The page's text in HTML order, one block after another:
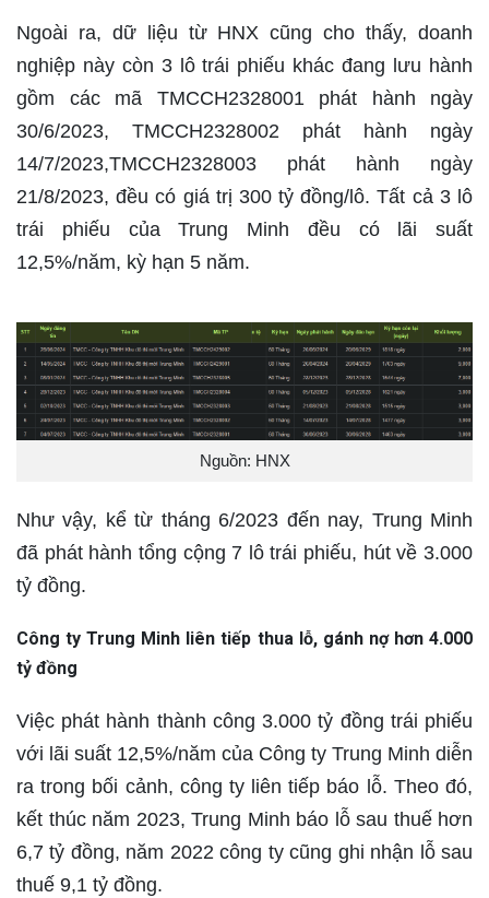
Ngoài ra, dữ liệu từ HNX cũng cho thấy, doanh
nghiệp này còn 3 lô trái phiếu khác đang lưu hành
gồm các mã TMCCH2328001 phát hành ngày
30/6/2023, TMCCH2328002 phát hành ngày
14/7/2023,TMCCH2328003 phát hành ngày
21/8/2023, đều có giá trị 300 tỷ đồng/lô. Tất cả 3 lô
trái phiếu của Trung Minh đều có lãi suất
12,5%/năm, kỳ hạn 5 năm.
Nguồn: HNX
Như vậy, kể từ tháng 6/2023 đến nay, Trung Minh
đã phát hành tổng cộng 7 lô trái phiếu, hút về 3.000
tỷ đồng.
Công ty Trung Minh liên tiếp thua lỗ, gánh nợ hơn 4.000
tỷ đồng
Việc phát hành thành công 3.000 tỷ đồng trái phiếu
với lãi suất 12,5%/năm của Công ty Trung Minh diễn
ra trong bối cảnh, công ty liên tiếp báo lỗ. Theo đó,
kết thúc năm 2023, Trung Minh báo lỗ sau thuế hơn
6,7 tỷ đồng, năm 2022 công ty cũng ghi nhận lỗ sau
thuế 9,1 tỷ đồng.